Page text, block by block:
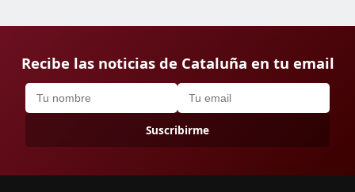
Recibe las noticias de Cataluña en tu email
Suscribirme